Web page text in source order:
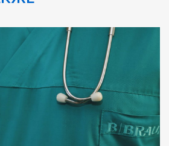
проект «Школа
в действии